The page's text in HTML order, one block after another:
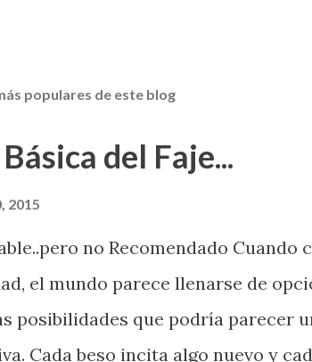
populares de este blog
del Faje...
2015
no Recomendado Cuando
el mundo parece llenarse de
posibilidades que podría parecer
Cada beso incita algo nuevo y